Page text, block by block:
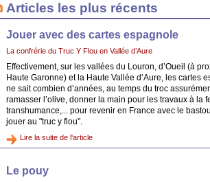
Articles les plus récents
Jouer avec des cartes espagnole
La confrérie du Truc Y Flou en Vallée d’Aure
Effectivement, sur les vallées du Louron, d’Oueil (à
Haute Garonne) et la Haute Vallée d’Aure, les cartes
ne sait combien d’années, au temps du troc
ramasser l’olive, donner la main pour les travaux à la
transhumance,... pour revenir en France avec le
jouer au "truc y flou".
Lire la suite de l'article
Le pouy